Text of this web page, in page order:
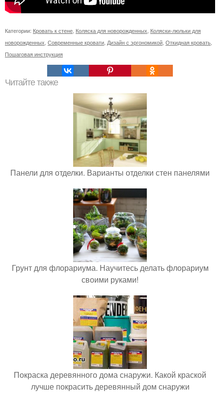
Категории: Кровать к стене Коляска для новорожденных Коляски-люльки для
новорожденных Современные кровати Дизайн с эргономикой Откидная кровать
Пошаговая инструкция
Читайте также
Панели для отделки. Варианты отделки стен панелями
Грунт для флорариума. Научитесь делать флорариум
своими руками!
Покраска деревянного дома снаружи. Какой краской
лучше покрасить деревянный дом снаружи